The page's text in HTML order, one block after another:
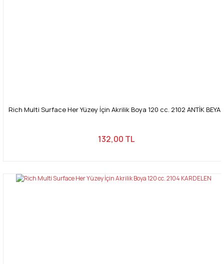
Rich Multi Surface Her Yüzey İçin Akrilik Boya 120 cc. 2102 ANTİK BEYAZ
132,00 TL